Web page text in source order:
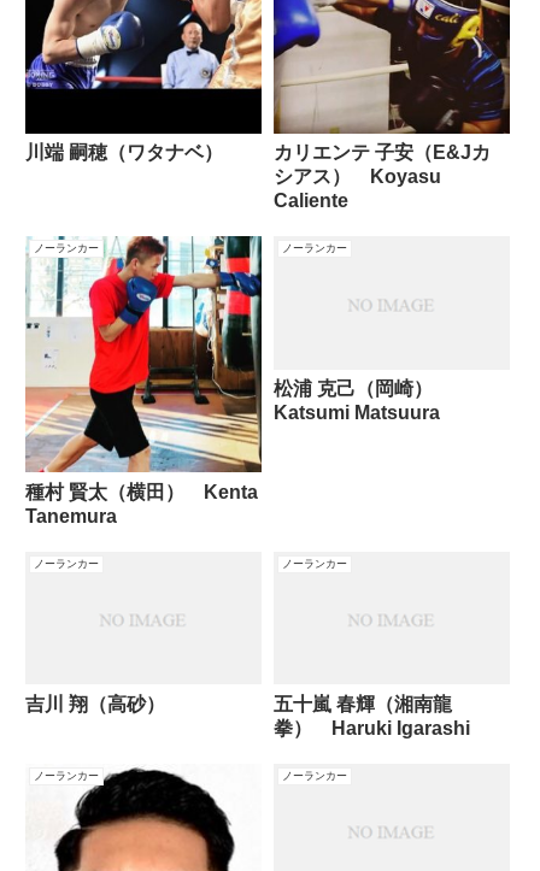
川端 嗣穂（ワタナベ）
カリエンテ 子安（E&Jカ
シアス） Koyasu
Caliente
ノーランカー
種村 賢太（横田） Kenta
Tanemura
ノーランカー
松浦 克己（岡崎）
Katsumi Matsuura
ノーランカー
吉川 翔（高砂）
ノーランカー
五十嵐 春輝（湘南龍
拳） Haruki Igarashi
ノーランカー ノーランカー